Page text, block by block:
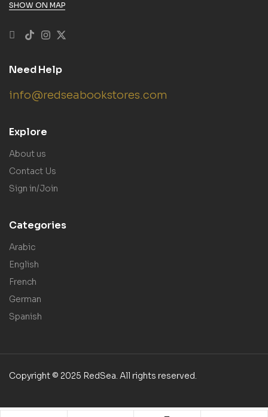
SHOW ON MAP
Need Help
info@redseabookstores.com
Explore
About us
Contact Us
Sign in/Join
Categories
Arabic
English
French
German
Spanish
Copyright © 2025 RedSea. All rights reserved.